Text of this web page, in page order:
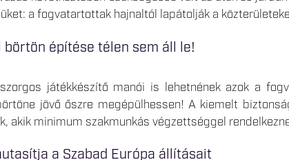
a fogvatartottak hajnaltól lapátolják a
börtön építése télen sem áll le!
játékkészítő manói is lehetnének azok a
jövő őszre megépülhessen! A kiemelt
akik minimum szakmunkás végzettséggel
a Szabad Európa állításait